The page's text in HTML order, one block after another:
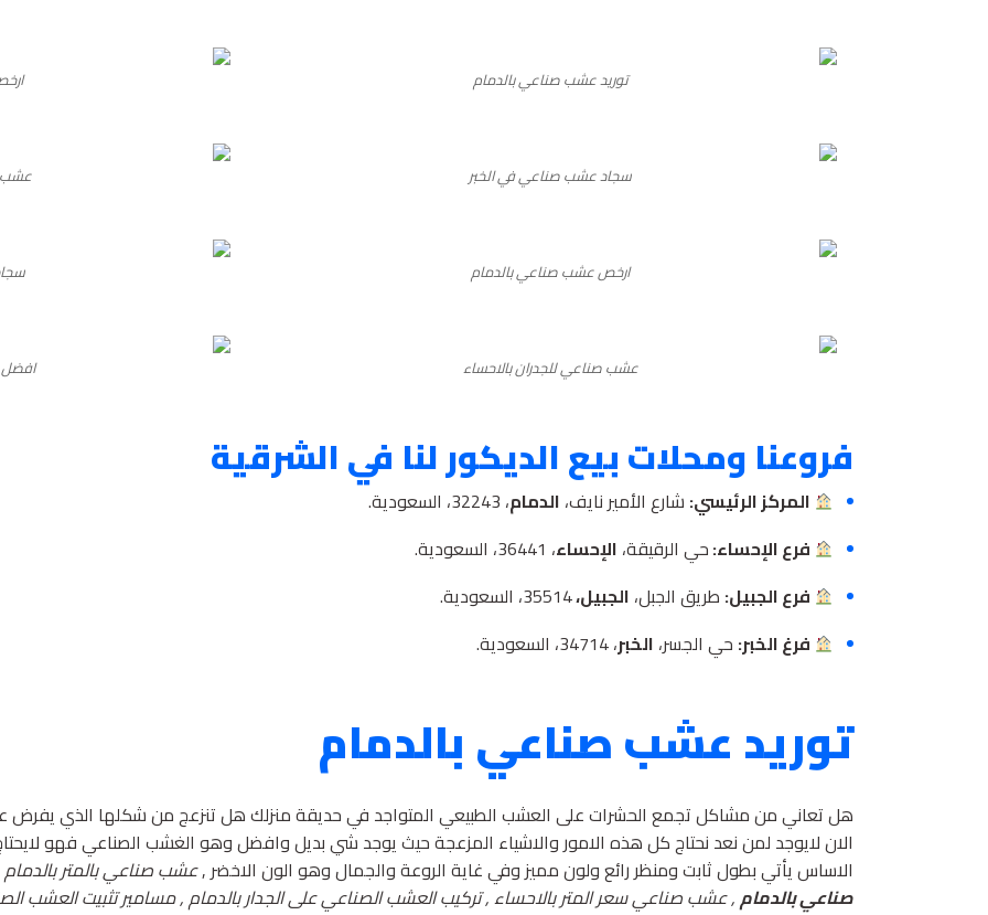
توريد عشب صناعي بالدمام
سجاد عشب صناعي في الخبر عشب
ارخص عشب صناعي بالدمام
عشب صناعي للجدران بالاحساء افضل
فروعنا ومحلات بيع الديكور لنا في الشرقية
المركز الرئيسي: شارع الأمير نايف، الدمام، 32243، السعودية.
فرع الإحساء:حي الرقيقة، الإحساء، 36441، السعودية.
فرع الجبيل: طريق الجبل، الجبيل،35514، السعودية.
فرغ الخبر: حي الجسر، الخبر، 34714، السعودية.
توريد عشب صناعي بالدمام
هل تعاني من مشاكل تجمع الحشرات على العشب الطبيعي المتواجد في حديقة منزلك هل تنزعج من شكلها الذي يفرض
الان لايوجد لمن نعد نحتاج كل هذه الامور والاشياء المزعجة حيث يوجد شي بديل وافضل وهو الغشب الصناعي فهو
الاساس يأتي بطول ثابت ومنظر رائع ولون مميز وفي غاية الروعة والجمال وهو الون الاخضر ,عشب صناعي بالمتر
صناعي بالدمام, عشب صناعي سعر المتر بالاحساء , تركيب العشب الصناعي على الجدار بالدمام , مسامير تثبيت العشب